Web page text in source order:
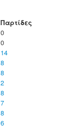
Παρτίδες
0
0
14
8
8
2
8
7
8
6